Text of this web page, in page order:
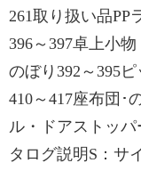
261取り扱い品PP
396～397卓上小
のぼり392～395
410～417座布団･
ル・ドアストッパ
タログ説明S：サ